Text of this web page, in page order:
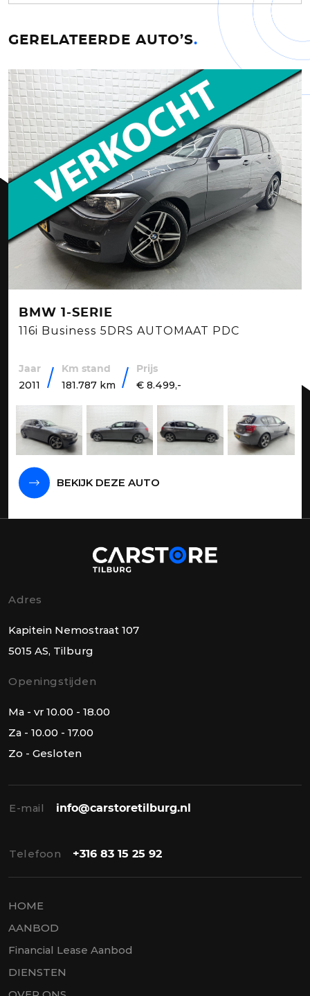
GERELATEERDE AUTO’S.
BMW 1-SERIE
116i Business 5DRS AUTOMAAT PDC
Jaar
2011
Km stand
181.787 km
Prijs
€ 8.499,-
BEKIJK DEZE AUTO
Adres
Kapitein Nemostraat 107
5015 AS, Tilburg
Openingstijden
Ma - vr 10.00 - 18.00
Za - 10.00 - 17.00
Zo - Gesloten
E-mail info@carstoretilburg.nl
Telefoon +316 83 15 25 92
HOME
AANBOD
Financial Lease Aanbod
DIENSTEN